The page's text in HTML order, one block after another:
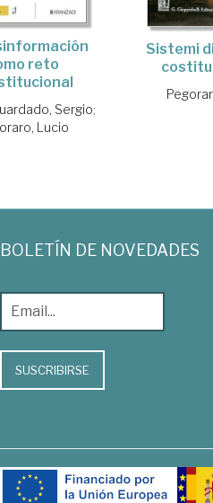
reto
Sergio;
Lucio
Sistemi
BOLETÍN DE NOVEDADES
SUSCRIBIRSE